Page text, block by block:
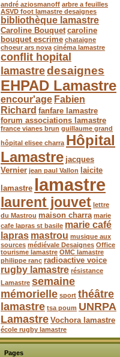
andré aziosmanoff arbre a feuilles
ASVD foot lamastre desaignes
bibliothèque lamastre
Caroline Bouquet caroline
bouquet escrime chataigne
choeur ars nova cinéma lamastre
conflit hopital
lamastredesaignes
EHPAD Lamastre
encour'age Fabien
Richard fanfare lamastre
forum associations lamastre
france vianes brun guillaume grand
hôpital elisee charra Hôpital
Lamastre jacques
Vernier jean paul Vallon
laicite
lamastre lamastre
laurent jouvet lettre
du Mastrou maison charra marie
cafe lapras st basile marie café
lapras mastrou musique aux
sources médiévale Desaignes Office
tourisme lamastre OMC lamastre
philippe ranc radioactive voice
rugby lamastre résistance
Lamastre semaine
mémorielle sport théâtre
lamastre tsa poum UNRPA
Lamastre Vochora lamastre
école rugby lamastre
Pages